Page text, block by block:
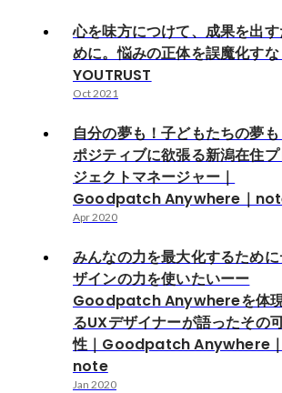
心を味方につけて、成果を出す
めに。悩みの正体を誤魔化す
YOUTRUST
Oct 2021
自分の夢も！子どもたちの夢も
ポジティブに欲張る新潟在住プ
ジェクトマネージャー｜
Goodpatch Anywhere｜
Apr 2020
みんなの力を最大化するため
ザインの力を使いたいーー
Goodpatch Anywhereを体
るUXデザイナーが語ったその
性｜Goodpatch Anywhere｜
note
Jan 2020